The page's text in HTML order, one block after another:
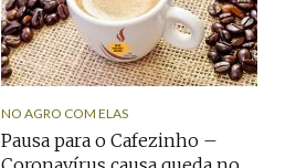
NO AGRO COM ELAS
Pausa para o Cafezinho –